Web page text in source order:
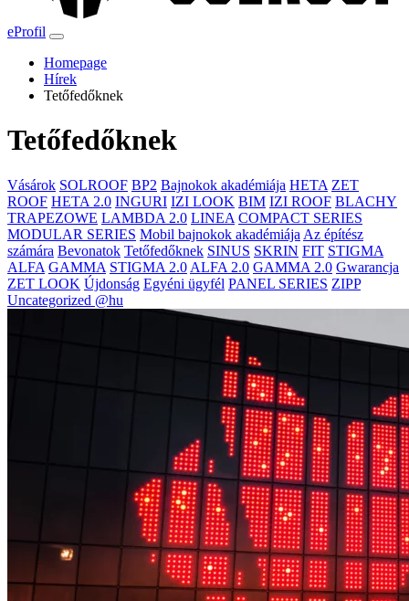
eProfil
Homepage
Hírek
Tetőfedőknek
Tetőfedőknek
Vásárok SOLROOF BP2 Bajnokok akadémiája HETA ZET
ROOF HETA 2.0 INGURI IZI LOOK BIM IZI ROOF BLACHY
TRAPEZOWE LAMBDA 2.0 LINEA COMPACT SERIES
MODULAR SERIES Mobil bajnokok akadémiája Az építész
számára Bevonatok Tetőfedőknek SINUS SKRIN FIT STIGMA
ALFA GAMMA STIGMA 2.0 ALFA 2.0 GAMMA 2.0 Gwarancja
ZET LOOK Újdonság Egyéni ügyfél PANEL SERIES ZIPP
Uncategorized @hu